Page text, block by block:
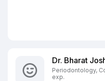
Dr. Bharat
Periodontology,
exp.